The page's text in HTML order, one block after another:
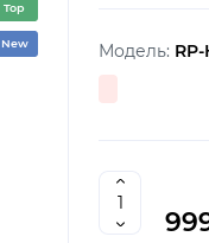
Top
New Модель: RP-